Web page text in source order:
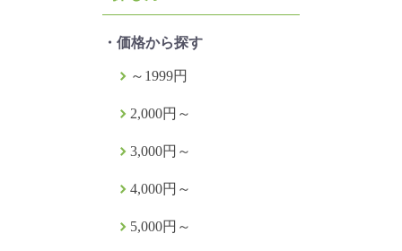
・価格から探す
～1999円
2,000円～
3,000円～
4,000円～
5,000円～